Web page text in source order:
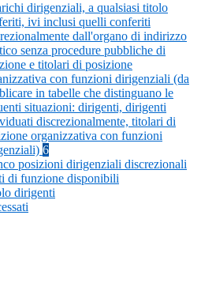
dirigenziali, a qualsiasi titolo
ivi inclusi quelli conferiti
dall'organo di indirizzo
senza procedure pubbliche di
e titolari di posizione
con funzioni dirigenziali (da
in tabelle che distinguano le
situazioni: dirigenti, dirigenti
discrezionalmente, titolari di
organizzativa con funzioni
6
posizioni dirigenziali discrezionali
di funzione disponibili
dirigenti